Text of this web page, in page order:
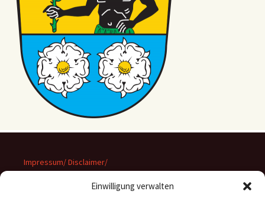
Einwilligung verwalten
Impressum/ Disclaimer/
Datenschutz